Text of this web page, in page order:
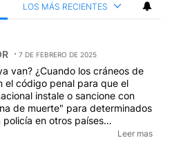
LOS MÁS RECIENTES
7 DE FEBRERO DE 2025
cráneos de
el código penal para que el
instale o sancione con
de muerte" para determinados
en otros países
pero en este país inviable, a
Leer mas